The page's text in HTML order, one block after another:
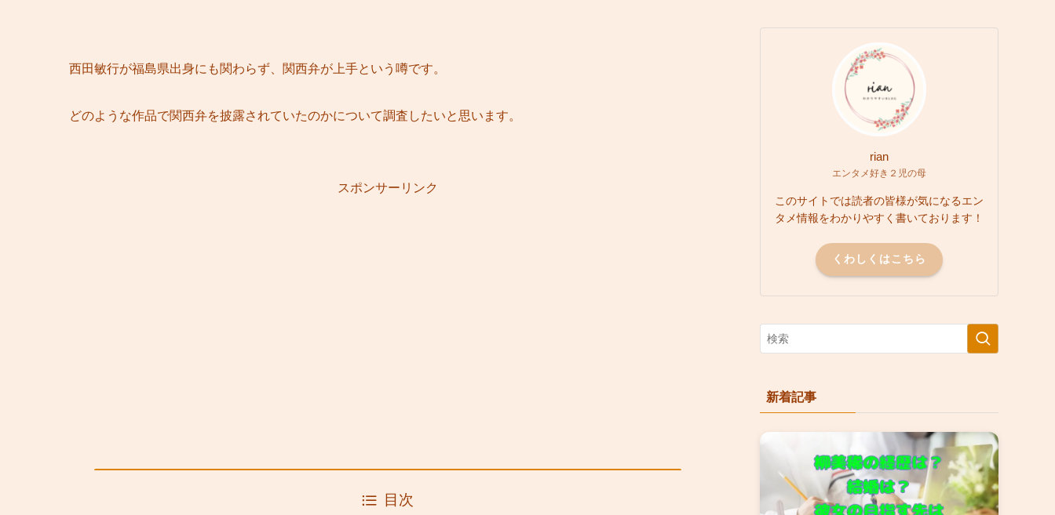
西田敏行が福島県出身にも関わらず、関西弁が上手という噂です。
どのような作品で関西弁を披露されていたのかについて調査したいと思います。
スポンサーリンク
目次
rian
エンタメ好き２児の母
このサイトでは読者の皆様が気になるエン
タメ情報をわかりやすく書いております！
くわしくはこちら
新着記事